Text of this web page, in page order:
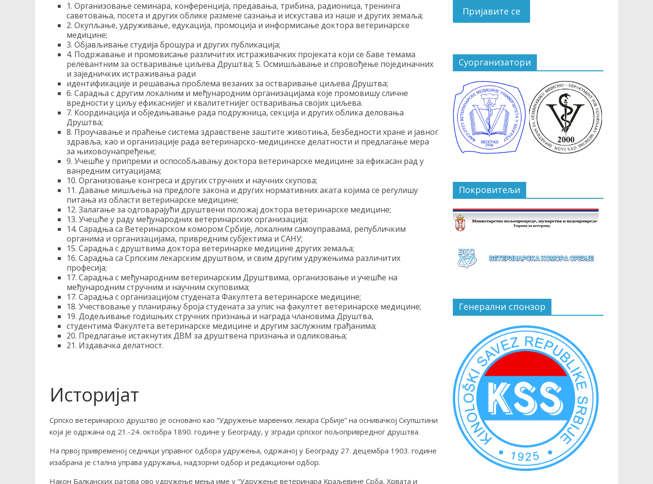
1. Организовање семинара, конференција, предавања, трибина, радионица, тренинга
саветовања, посета и других облике размене сазнања и искустава из наше и других земаља;
2. Окупљање, удруживање, едукација, промоција и информисање доктора ветеринарске
медицине;
3. Објављивање студија брошура и других публикација;
4. Подржавање и промовисање различитих истраживачких пројеката који се баве темама
релевантним за остваривање циљева Друштва; 5. Осмишљавање и спровођење појединачних
и заједничких истраживања ради
идентификације и решавања проблема везаних за остваривање циљева Друштва;
6. Сарадња с другим локалним и међународним организацијама које промовишу сличне
вредности у циљу ефикаснијег и квалитетнијег остваривања својих циљева.
7. Координација и обједињавање рада подружница, секција и других облика деловања
Друштва;
8. Проучавање и праћење система здравствене заштите животиња, безбедности хране и јавног
здравља, као и организације рада ветеринарско-медицинске делатности и предлагање мера
за њиховоунапређење;
9. Учешће у припреми и оспособљавању доктора ветеринарске медицине за ефикасан рад у
ванредним ситуацијама;
10. Организовање конгреса и других стручних и научних скупова;
11. Давање мишљења на предлоге закона и других нормативних аката којима се регулишу
питања из области ветеринарске медицине;
12. Залагање за одговарајући друштвени положај доктора ветеринарске медицине;
13. Учешће у раду међународних ветеринарских организација;
14. Сарадња са Ветеринарском комором Србије, локалним самоуправама, републичким
органима и организацијама, привредним субјектима и САНУ;
15. Сарадња с друштвима доктора ветеринарке медицине других земаља;
16. Сарадња са Српским лекарским друштвом, и свим другим удружењима различитих
професија;
17. Сарадња с међународним ветеринарским Друштвима, организовање и учешће на
међународним стручним и научним скуповима;
17. Сарадња с организацијом студената Факултета ветеринарске медицине;
18. Учествовање у планирању броја студената за упис на факултет ветеринарске медицине;
19. Додељивање годишњих стручних признања и награда члановима Друштва,
студентима Факултета ветеринарске медицине и другим заслужним грађанима;
20. Предлагање истакнутих ДВМ за друштвена признања и одликовања;
21. Издавачка делатност.
Историјат
Српско ветеринарско друштво је основано као “Удружење марвених лекара Србије” на оснивачкој Скупштини
која је одржана од 21.-24. октобра 1890. године у Београду, у згради српског пољопривредног друштва.
На првој привременој седници управног одбора удружења, одржаној у Београду 27. децембра 1903. године
изабрана је стална управа удружања, надзорни одбор и редакциони одбор.
Након Балканских ратова ово удружење мења име у “Удружење ветеринара Краљевине Срба, Хрвата и
Суорганизатори
Покровитељи
Генерални спонзор